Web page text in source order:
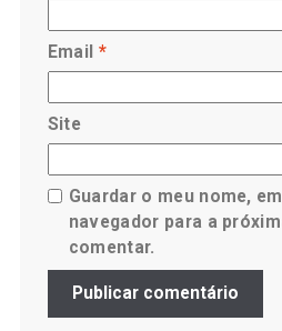
Email *
Site
Guardar o meu nome,
navegador para a
comentar.